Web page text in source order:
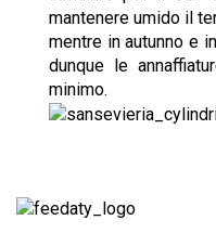
mantenere umido il
mentre in autunno e
dunque le
minimo.